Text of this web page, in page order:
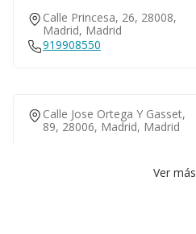
Calle Princesa, 26, 28008,
Madrid, Madrid
919908550
Calle Jose Ortega Y Gasset,
89, 28006, Madrid, Madrid
Ver más